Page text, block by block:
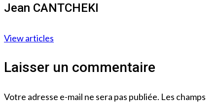
Jean CANTCHEKI
View articles
Laisser un commentaire
Votre adresse e-mail ne sera pas publiée. Les champs